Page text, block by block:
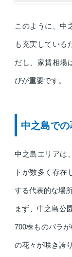
このように、中
も充実している
だし、家賃相場
びが重要です。
中之島で
中之島エリアは
トが数多く存在
する代表的な場
まず、中之島公
700株ものバラ
の花々が咲き誇